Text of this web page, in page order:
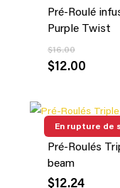
Pré-Roulé
Purple Twist
$16.00
$12.00
En rupture de
Pré-Roulés
beam
$12.24